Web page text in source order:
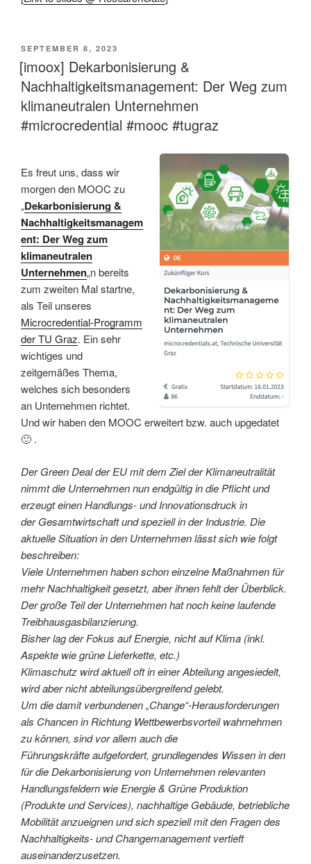
VERÖFFENTLICHT
AM
SEPTEMBER 8, 2023
[imoox] Dekarbonisierung &
Nachhaltigkeitsmanagement: Der Weg zum
klimaneutralen Unternehmen
#microcredential #mooc #tugraz
Es freut uns, dass wir
morgen den MOOC zu
„Dekarbonisierung &
Nachhaltigkeitsmanagem
ent: Der Weg zum
klimaneutralen
Unternehmen„n bereits
zum zweiten Mal startne,
als Teil unseres
Microcredential-Programm
der TU Graz. Ein sehr
wichtiges und
zeitgemäßes Thema,
welches sich besonders
an Unternehmen richtet.
Und wir haben den MOOC erweitert bzw. auch upgedatet
🙂 .
Der Green Deal der EU mit dem Ziel der Klimaneutralität
nimmt die Unternehmen nun endgültig in die Pflicht und
erzeugt einen Handlungs- und Innovationsdruck in
der Gesamtwirtschaft und speziell in der Industrie. Die
aktuelle Situation in den Unternehmen lässt sich wie folgt
beschreiben:
Viele Unternehmen haben schon einzelne Maßnahmen für
mehr Nachhaltigkeit gesetzt, aber ihnen fehlt der Überblick.
Der große Teil der Unternehmen hat noch keine laufende
Treibhausgasbilanzierung.
Bisher lag der Fokus auf Energie, nicht auf Klima (inkl.
Aspekte wie grüne Lieferkette, etc.)
Klimaschutz wird aktuell oft in einer Abteilung angesiedelt,
wird aber nicht abteilungsübergreifend gelebt.
Um die damit verbundenen „Change“-Herausforderungen
als Chancen in Richtung Wettbewerbsvorteil wahrnehmen
zu können, sind vor allem auch die
Führungskräfte aufgefordert, grundlegendes Wissen in den
für die Dekarbonisierung von Unternehmen relevanten
Handlungsfeldern wie Energie & Grüne Produktion
(Produkte und Services), nachhaltige Gebäude, betriebliche
Mobilität anzueignen und sich speziell mit den Fragen des
Nachhaltigkeits- und Changemanagement vertieft
auseinanderzusetzen.